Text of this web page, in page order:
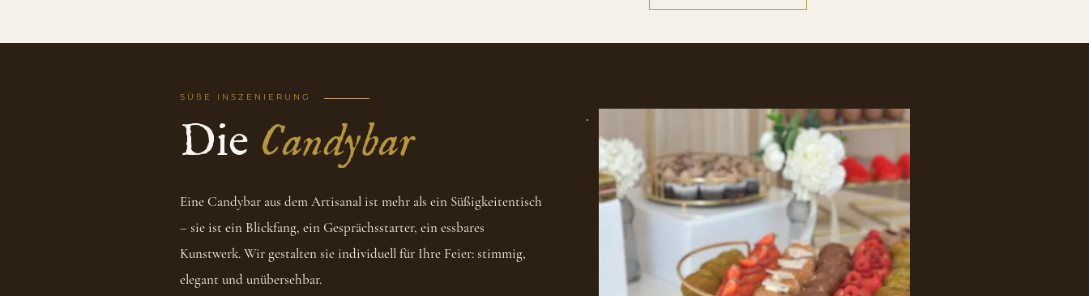
SÜßE INSZENIERUNG
Die Candybar
Eine Candybar aus dem Artisanal ist mehr als ein Süßigkeitentisch
– sie ist ein Blickfang, ein Gesprächsstarter, ein essbares
Kunstwerk. Wir gestalten sie individuell für Ihre Feier: stimmig,
elegant und unübersehbar.